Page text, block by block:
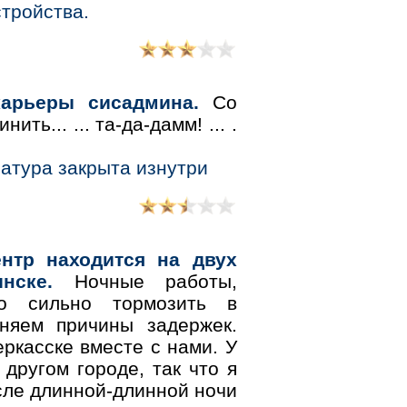
сисадмина. Со
... та-да-дамм! ... .
закрыта изнутри
находится на двух
Ночные работы,
сильно тормозить в
причины задержек.
вместе с нами. У
городе, так что я
длинной-длинной ночи